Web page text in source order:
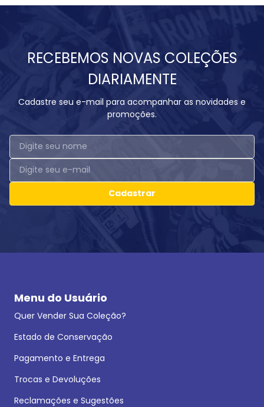
RECEBEMOS NOVAS COLEÇÕES
DIARIAMENTE
Cadastre seu e-mail para acompanhar as novidades e
promoções.
Cadastrar
Menu do Usuário
Quer Vender Sua Coleção?
Estado de Conservação
Pagamento e Entrega
Trocas e Devoluções
Reclamações e Sugestões